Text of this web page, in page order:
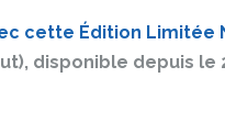
cette Édition Limitée
disponible depuis le